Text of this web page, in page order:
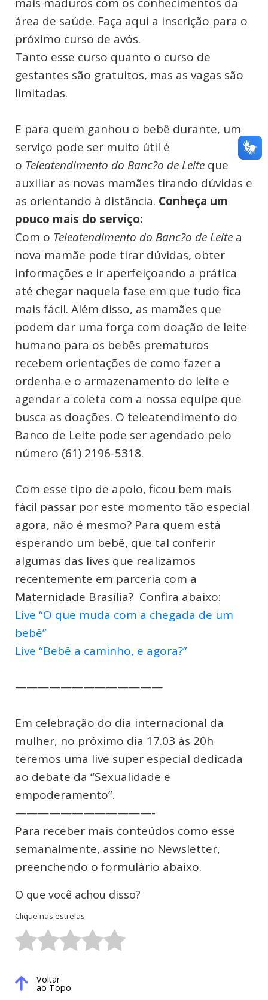
área de saúde. Faça aqui a inscrição para o
próximo curso de avós.
Tanto esse curso quanto o curso de
gestantes são gratuitos, mas as vagas são
limitadas.
E para quem ganhou o bebê durante, um
serviço pode ser muito útil é
o Teleatendimento do Banc?o de Leite que
auxiliar as novas mamães tirando dúvidas e
as orientando à distância. Conheça um
pouco mais do serviço:
Com o Teleatendimento do Banc?o de Leite a
nova mamãe pode tirar dúvidas, obter
informações e ir aperfeiçoando a prática
até chegar naquela fase em que tudo fica
mais fácil. Além disso, as mamães que
podem dar uma força com doação de leite
humano para os bebês prematuros
recebem orientações de como fazer a
ordenha e o armazenamento do leite e
agendar a coleta com a nossa equipe que
busca as doações. O teleatendimento do
Banco de Leite pode ser agendado pelo
número (61) 2196-5318.
Com esse tipo de apoio, ficou bem mais
fácil passar por este momento tão especial
agora, não é mesmo? Para quem está
esperando um bebê, que tal conferir
algumas das lives que realizamos
recentemente em parceria com a
Maternidade Brasília? Confira abaixo:
Live “O que muda com a chegada de um
bebê”
Live “Bebê a caminho, e agora?”
—————————————
Em celebração do dia internacional da
mulher, no próximo dia 17.03 às 20h
teremos uma live super especial dedicada
ao debate da “Sexualidade e
empoderamento”.
————————————-
Para receber mais conteúdos como esse
semanalmente, assine no Newsletter,
preenchendo o formulário abaixo.
O que você achou disso?
Clique nas estrelas
Voltar
ao Topo